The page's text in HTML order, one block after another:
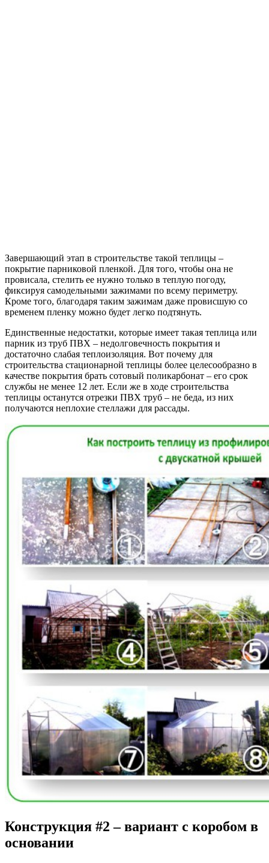
Завершающий этап в строительстве такой теплицы –
покрытие парниковой пленкой. Для того, чтобы она не
провисала, стелить ее нужно только в теплую погоду,
фиксируя самодельными зажимами по всему периметру.
Кроме того, благодаря таким зажимам даже провисшую со
временем пленку можно будет легко подтянуть.
Единственные недостатки, которые имеет такая теплица или
парник из труб ПВХ – недолговечность покрытия и
достаточно слабая теплоизоляция. Вот почему для
строительства стационарной теплицы более целесообразно в
качестве покрытия брать сотовый поликарбонат – его срок
службы не менее 12 лет. Если же в ходе строительства
теплицы останутся отрезки ПВХ труб – не беда, из них
получаются неплохие стеллажи для рассады.
Конструкция #2 – вариант с коробом в
основании